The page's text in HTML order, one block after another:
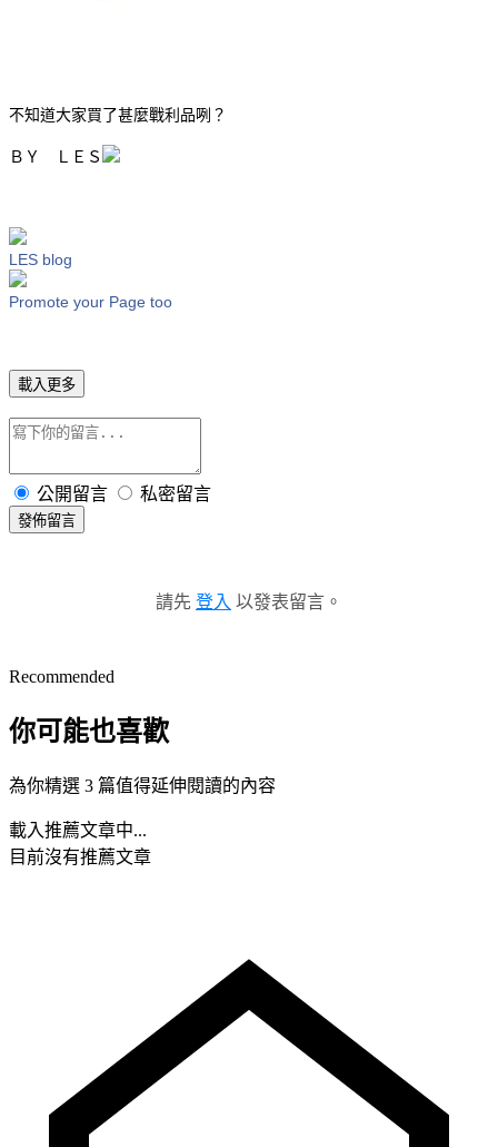
不知道大家買了甚麼戰利品咧？
ＢＹ ＬＥＳ
LES blog
Promote your Page too
載入更多
公開留言 私密留言
發佈留言
請先 登入 以發表留言。
Recommended
你可能也喜歡
為你精選 3 篇值得延伸閱讀的內容
載入推薦文章中...
目前沒有推薦文章